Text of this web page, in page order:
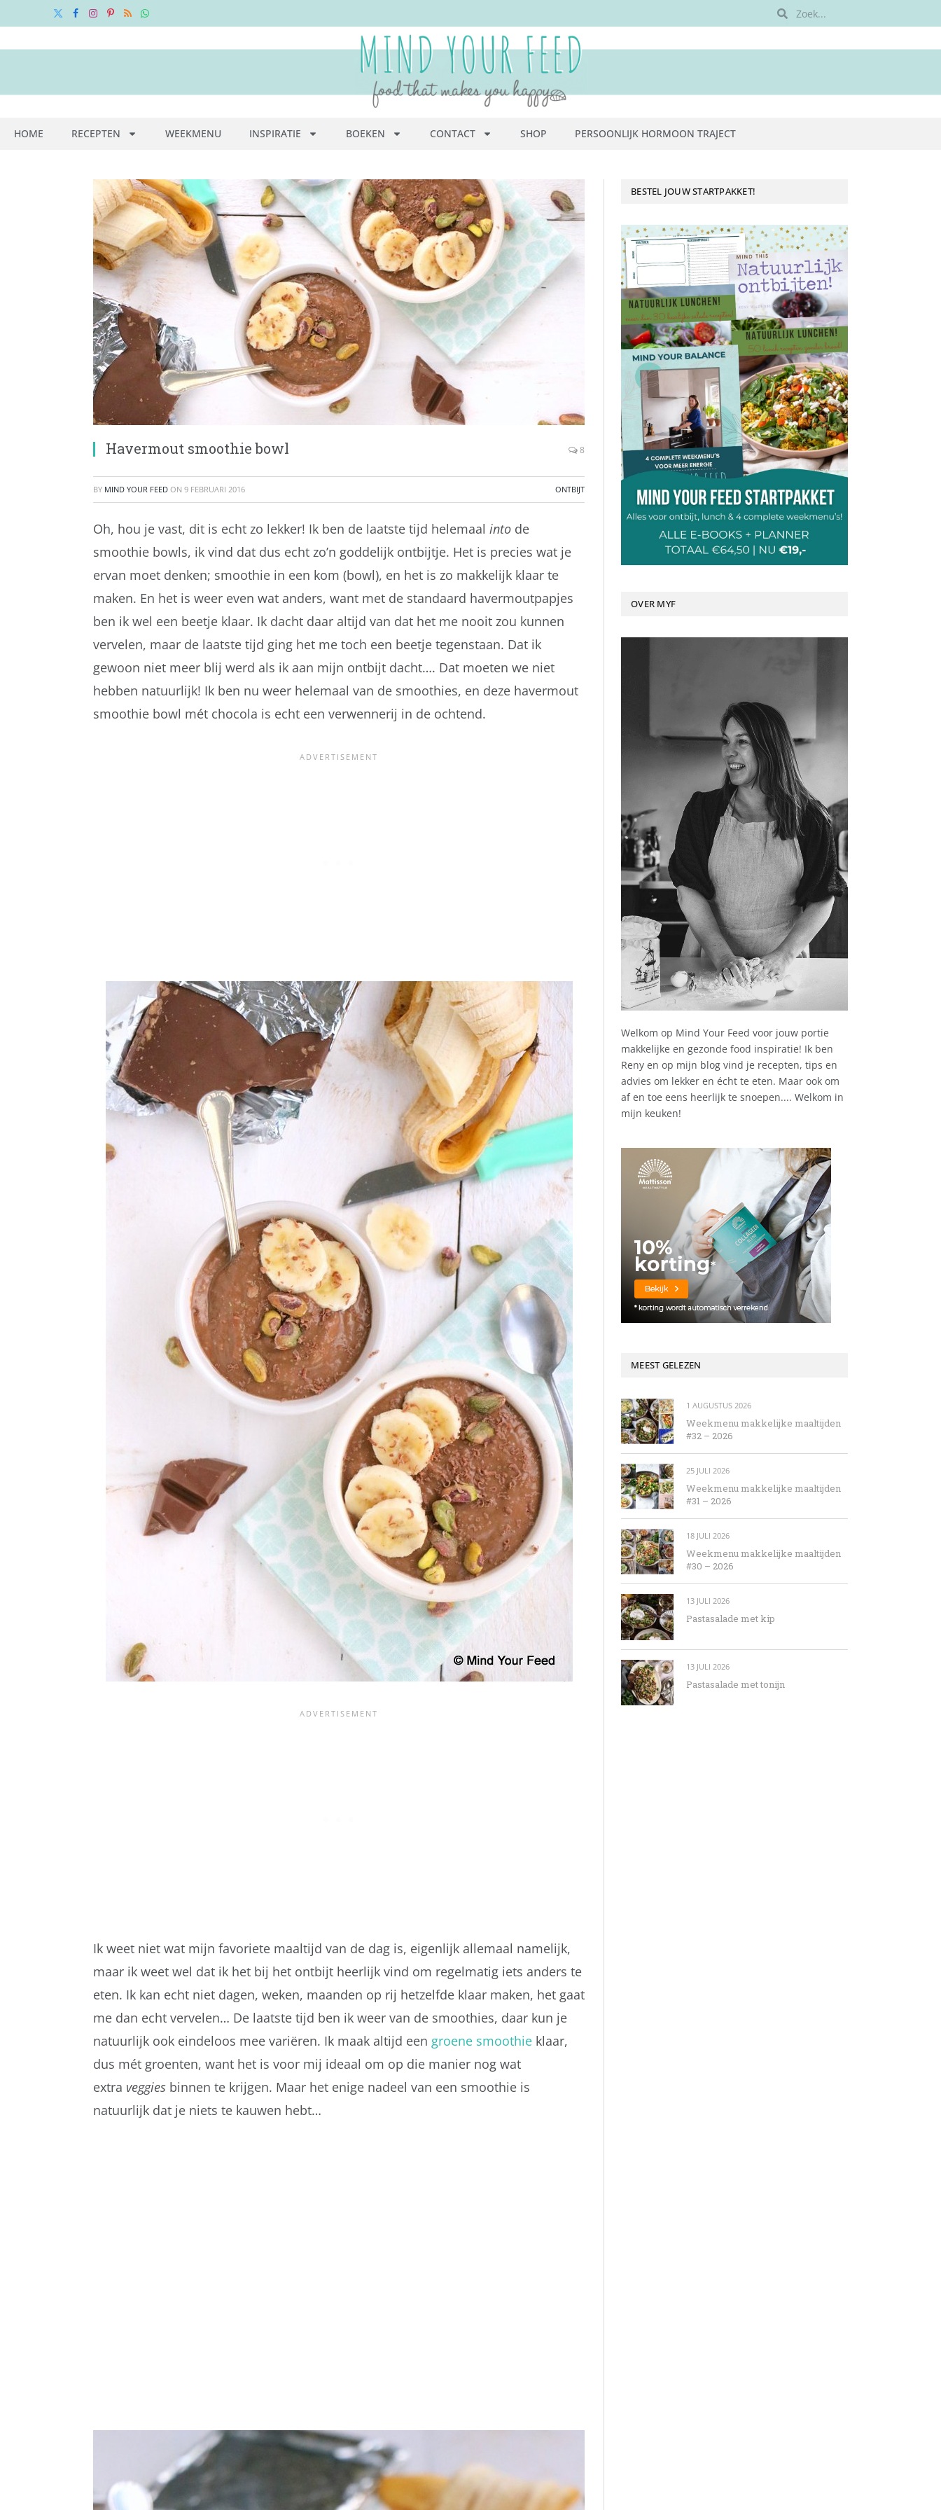
X
FacebookInstagram
Pinterest
RSSWhatsApp
HOME RECEPTEN WEEKMENU INSPIRATIE BOEKEN CONTACT SHOP PERSOONLIJK HORMOON TRAJECT
Havermout smoothie bowl 8
BY MIND YOUR FEED ON 9 FEBRUARI 2016 ONTBIJT
Oh, hou je vast, dit is echt zo lekker! Ik ben de laatste tijd helemaal into de
smoothie bowls, ik vind dat dus echt zo’n goddelijk ontbijtje. Het is precies wat je
ervan moet denken; smoothie in een kom (bowl), en het is zo makkelijk klaar te
maken. En het is weer even wat anders, want met de standaard havermoutpapjes
ben ik wel een beetje klaar. Ik dacht daar altijd van dat het me nooit zou kunnen
vervelen, maar de laatste tijd ging het me toch een beetje tegenstaan. Dat ik
gewoon niet meer blij werd als ik aan mijn ontbijt dacht…. Dat moeten we niet
hebben natuurlijk! Ik ben nu weer helemaal van de smoothies, en deze havermout
smoothie bowl mét chocola is echt een verwennerij in de ochtend.
Ik weet niet wat mijn favoriete maaltijd van de dag is, eigenlijk allemaal namelijk,
maar ik weet wel dat ik het bij het ontbijt heerlijk vind om regelmatig iets anders te
eten. Ik kan echt niet dagen, weken, maanden op rij hetzelfde klaar maken, het gaat
me dan echt vervelen… De laatste tijd ben ik weer van de smoothies, daar kun je
natuurlijk ook eindeloos mee variëren. Ik maak altijd een groene smoothie klaar,
dus mét groenten, want het is voor mij ideaal om op die manier nog wat
extra veggies binnen te krijgen. Maar het enige nadeel van een smoothie is
natuurlijk dat je niets te kauwen hebt…
BESTEL JOUW STARTPAKKET!
OVER MYF
Welkom op Mind Your Feed voor jouw portie
makkelijke en gezonde food inspiratie! Ik ben
Reny en op mijn blog vind je recepten, tips en
advies om lekker en écht te eten. Maar ook om
af en toe eens heerlijk te snoepen.... Welkom in
mijn keuken!
MEEST GELEZEN
1 AUGUSTUS 2026
Weekmenu makkelijke maaltijden
#32 – 2026
25 JULI 2026
Weekmenu makkelijke maaltijden
#31 – 2026
18 JULI 2026
Weekmenu makkelijke maaltijden
#30 – 2026
13 JULI 2026
Pastasalade met kip
13 JULI 2026
Pastasalade met tonijn